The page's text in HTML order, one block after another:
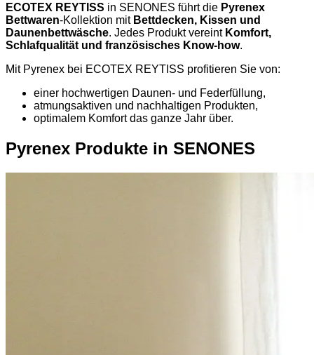
ECOTEX REYTISS in SENONES führt die Pyrenex
Bettwaren-Kollektion mit Bettdecken, Kissen und
Daunenbettwäsche. Jedes Produkt vereint Komfort,
Schlafqualität und französisches Know-how.
Mit Pyrenex bei ECOTEX REYTISS profitieren Sie von:
einer hochwertigen Daunen- und Federfüllung,
atmungsaktiven und nachhaltigen Produkten,
optimalem Komfort das ganze Jahr über.
Pyrenex Produkte in SENONES